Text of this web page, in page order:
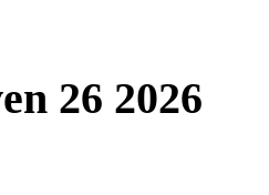
26 2026